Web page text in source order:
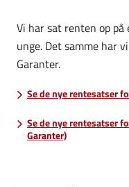
Vi har sat renten op
unge. Det samme har
Garanter.
Se de nye rentesatser
Se de nye rentesatser
Garanter)